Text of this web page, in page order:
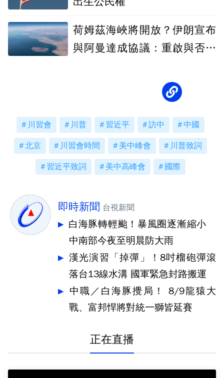
荷姆茲海峽將開放？伊朗宣布
與阿曼達成協議：重啟與否取
川習會 川普 習近平 訪中 中國
北京 川習會時間 美中峰會 川普致詞
習近平致詞 美中高峰會 國際
即時新聞 台視新聞
白海豚轉輕颱！暴風圈逐漸縮小
中南部今夜至明晨防大雨
漢光演習「掉彈」！8吋榴砲彈滾
落台13線水溝 國軍緊急封路搬運
中職／白海豚攪局！ 8/9龍猿大
戰、富邦悍將對統一獅皆延賽
正在直播